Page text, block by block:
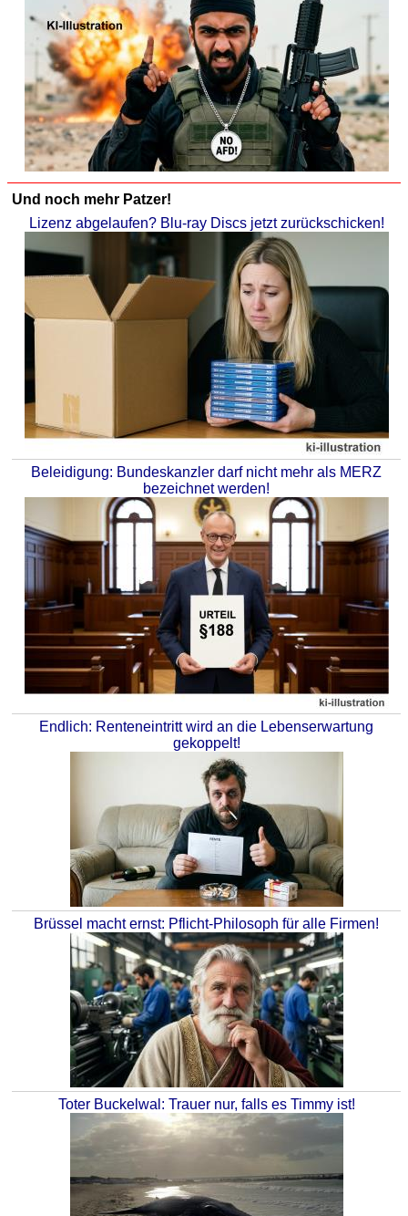
Und noch mehr Patzer!
Lizenz abgelaufen? Blu-ray Discs jetzt zurückschicken!
Beleidigung: Bundeskanzler darf nicht mehr als MERZ
bezeichnet werden!
Endlich: Renteneintritt wird an die Lebenserwartung
gekoppelt!
Brüssel macht ernst: Pflicht-Philosoph für alle Firmen!
Toter Buckelwal: Trauer nur, falls es Timmy ist!